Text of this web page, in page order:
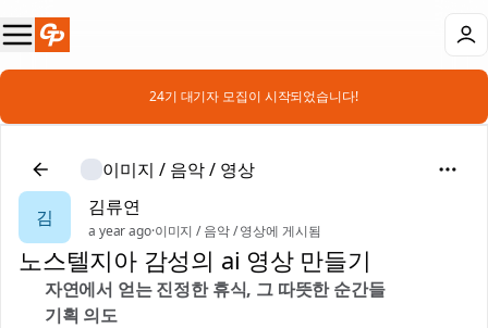
📣 24기 대기자 모집이 시작되었습니다!
이미지 / 음악 / 영상
김
김류연
a year ago·이미지 / 음악 / 영상에 게시됨
노스텔지아 감성의 ai 영상 만들기
🌿 자연에서 얻는 진정한 휴식, 그 따뜻한 순간들
📌 기획 의도